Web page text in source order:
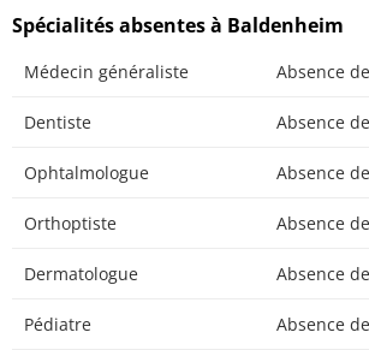
Spécialités absentes à Baldenheim
Médecin généraliste Absence
Dentiste Absence
Ophtalmologue Absence
Orthoptiste Absence
Dermatologue Absence
Pédiatre Absence